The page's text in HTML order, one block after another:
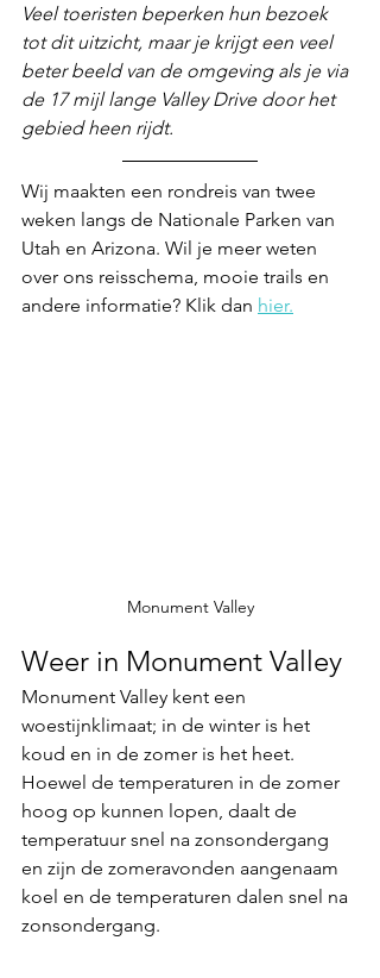
Veel toeristen beperken hun bezoek
tot dit uitzicht, maar je krijgt een veel
beter beeld van de omgeving als je via
de 17 mijl lange Valley Drive door het
gebied heen rijdt.
Wij maakten een rondreis van twee
weken langs de Nationale Parken van
Utah en Arizona. Wil je meer weten
over ons reisschema, mooie trails en
andere informatie? Klik dan hier.
Monument Valley
Weer in Monument Valley
Monument Valley kent een
woestijnklimaat; in de winter is het
koud en in de zomer is het heet.
Hoewel de temperaturen in de zomer
hoog op kunnen lopen, daalt de
temperatuur snel na zonsondergang
en zijn de zomeravonden aangenaam
koel en de temperaturen dalen snel na
zonsondergang.